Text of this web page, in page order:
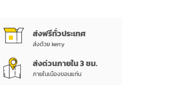
ส่งฟรีทั่วประเทศ
ส่งด้วย kerry
ส่งด่วนภายใน 3 ชม.
ภายในเมืองขอนแก่น